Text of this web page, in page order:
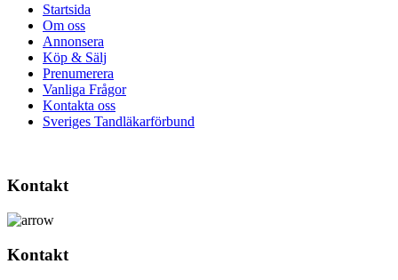
Startsida
Om oss
Annonsera
Köp & Sälj
Prenumerera
Vanliga Frågor
Kontakta oss
Sveriges Tandläkarförbund
Kontakt
Kontakt